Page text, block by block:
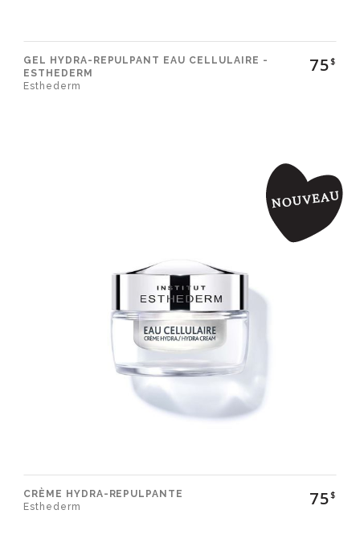
GEL HYDRA-REPULPANT EAU CELLULAIRE -
ESTHEDERM
Esthederm
75$
CRÈME HYDRA-REPULPANTE
Esthederm
75$